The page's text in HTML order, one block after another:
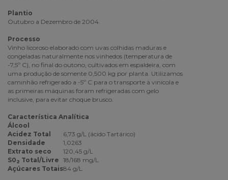
Plantio
Outubro a Dezembro de 2004.
Processo
Vinho licoroso elaborado com uvas colhidas maduras e
congeladas naturalmente nos vinhedos (temperatura de
-7,5º C), no final do outono, cultivados em espaldeira, com
uma produção de somente 0,500 kg por planta. Utilizamos
caminhão refrigerado a -5º C para o transporte à vinícola e
as primeiras máquinas foram refrigeradas com gelo
inclusive, para evitar choque brusco.
Característica Analítica
Álcool
Acidez Total
6,73 g/L (ácido Tartárico)
Densidade
1,0263
Extrato seco
120,45 g/L
S02 Total/Livre 18/168 mg/L
Açúcares Totais84 g/L